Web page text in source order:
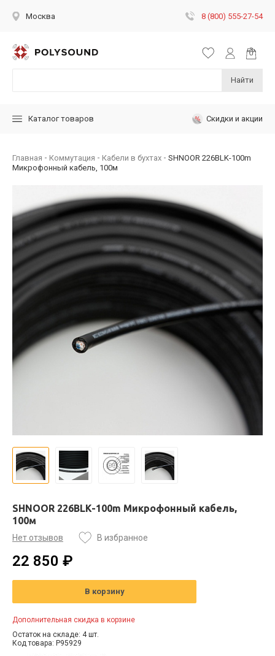
Москва 8 (800) 555-27-54
Найти
Каталог товаров Скидки и акции
Главная Коммутация Кабели в бухтах
SHNOOR 226BLK-100m
Микрофонный кабель, 100м
SHNOOR 226BLK-100m Микрофонный кабель,
100м
Нет отзывов В избранное
22 850 ₽
В корзину
Дополнительная скидка в корзине
Остаток на складе: 4 шт.
Код товара: P95929